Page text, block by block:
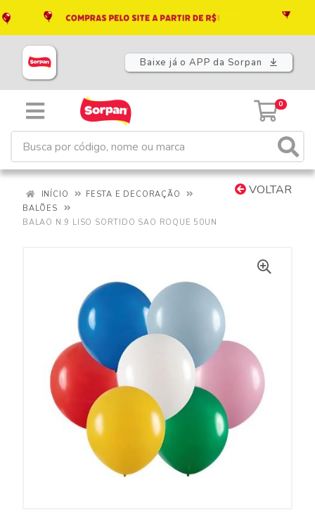
Baixe já o APP da Sorpan
0
VOLTAR
INÍCIO
FESTA E DECORAÇÃO
BALÕES
BALAO N.9 LISO SORTIDO SAO ROQUE 50UN